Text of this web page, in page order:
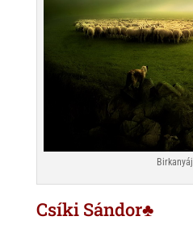
Birkanyáj
Csíki Sándor♣